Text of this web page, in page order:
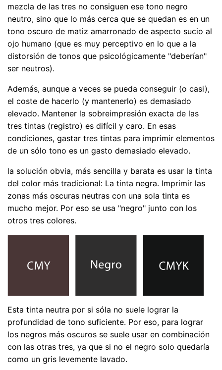
mezcla de las tres no consiguen ese tono negro
neutro, sino que lo más cerca que se quedan es en un
tono oscuro de matiz amarronado de aspecto sucio al
ojo humano (que es muy perceptivo en lo que a la
distorsión de tonos que psicológicamente "deberían"
ser neutros).
Además, aunque a veces se pueda conseguir (o casi),
el coste de hacerlo (y mantenerlo) es demasiado
elevado. Mantener la sobreimpresión exacta de las
tres tintas (registro) es difícil y caro. En esas
condiciones, gastar tres tintas para imprimir elementos
de un sólo tono es un gasto demasiado elevado.
la solución obvia, más sencilla y barata es usar la tinta
del color más tradicional: La tinta negra. Imprimir las
zonas más oscuras neutras con una sola tinta es
mucho mejor. Por eso se usa "negro" junto con los
otros tres colores.
Esta tinta neutra por si sóla no suele lograr la
profundidad de tono suficiente. Por eso, para lograr
los negros más oscuros se suele usar en combinación
con las otras tres, ya que si no el negro solo quedaría
como un gris levemente lavado.